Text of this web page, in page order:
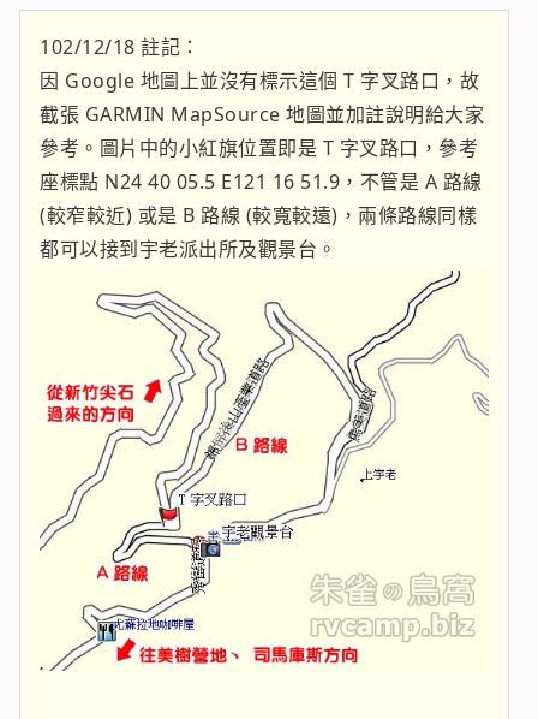
102/12/18 註記：
因 Google 地圖上並沒有標示這個 T 字叉路口，故
截張 GARMIN MapSource 地圖並加註說明給大家
參考。圖片中的小紅旗位置即是 T 字叉路口，參考
座標點 N24 40 05.5 E121 16 51.9，不管是 A 路線
(較窄較近) 或是 B 路線 (較寬較遠)，兩條路線同樣
都可以接到宇老派出所及觀景台。